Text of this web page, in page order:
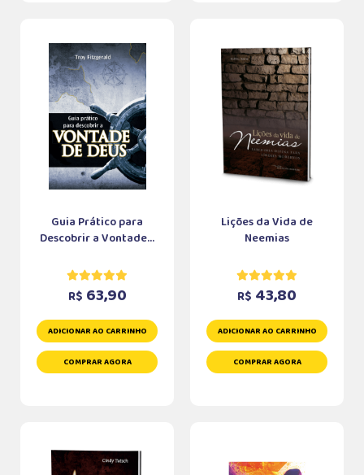
Guia Prático para
Descobrir a Vontade...
R$ 63,90
ADICIONAR AO CARRINHO
COMPRAR AGORA
Lições da Vida de
Neemias
R$ 43,80
ADICIONAR AO CARRINHO
COMPRAR AGORA